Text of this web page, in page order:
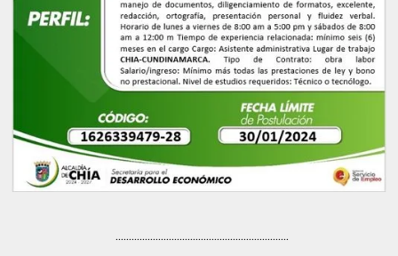
.................................................................